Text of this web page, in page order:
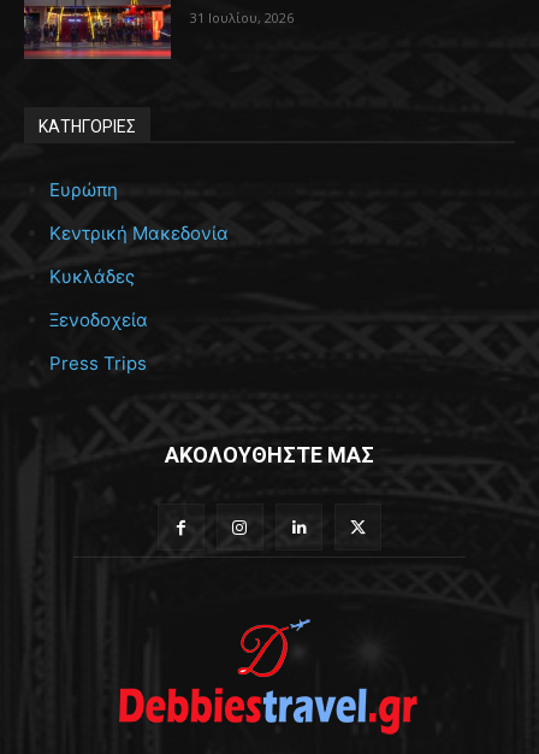
31 Ιουλίου, 2026
ΚΑΤΗΓΟΡΙΕΣ
Ευρώπη
Κεντρική Μακεδονία
Κυκλάδες
Ξενοδοχεία
Press Trips
ΑΚΟΛΟΥΘΗΣΤΕ ΜΑΣ